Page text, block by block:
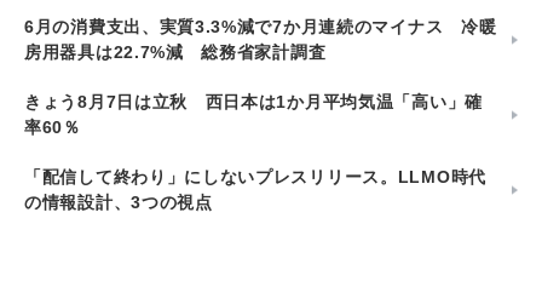
6月の消費支出、実質3.3%減で7か月連続のマイナス 冷暖
房用器具は22.7%減 総務省家計調査
きょう8月7日は立秋 西日本は1か月平均気温「高い」確
率60％
「配信して終わり」にしないプレスリリース。LLMO時代
の情報設計、3つの視点